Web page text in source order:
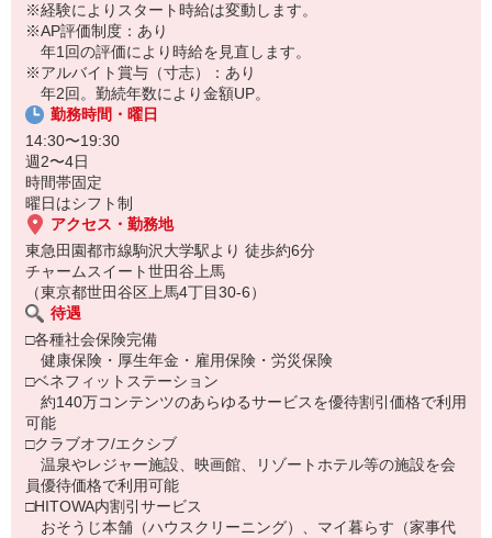
※経験によりスタート時給は変動します。
※AP評価制度：あり
年1回の評価により時給を見直します。
※アルバイト賞与（寸志）：あり
年2回。勤続年数により金額UP。
勤務時間・曜日
14:30〜19:30
週2〜4日
時間帯固定
曜日はシフト制
アクセス・勤務地
東急田園都市線駒沢大学駅より 徒歩約6分
チャームスイート世田谷上馬
（東京都世田谷区上馬4丁目30-6）
待遇
□各種社会保険完備
健康保険・厚生年金・雇用保険・労災保険
□ベネフィットステーション
約140万コンテンツのあらゆるサービスを優待割引価格で利用
可能
□クラブオフ/エクシブ
温泉やレジャー施設、映画館、リゾートホテル等の施設を会
員優待価格で利用可能
□HITOWA内割引サービス
おそうじ本舗（ハウスクリーニング）、マイ暮らす（家事代